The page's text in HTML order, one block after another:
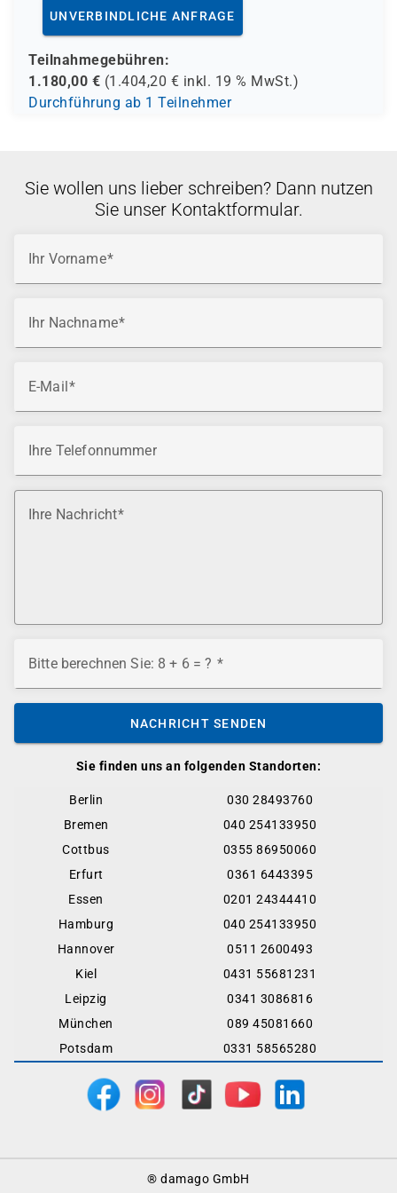
UNVERBINDLICHE ANFRAGE
Teilnahmegebühren:
1.180,00 € (1.404,20 € inkl. 19 % MwSt.)
Durchführung ab 1 Teilnehmer
Sie finden uns an folgenden Standorten:
Berlin
030 28493760
Bremen
040 254133950
Cottbus
0355 86950060
Erfurt
0361 6443395
Essen
0201 24344410
Hamburg
040 254133950
Hannover
0511 2600493
Kiel
0431 55681231
Leipzig
0341 3086816
München
089 45081660
Potsdam
0331 58565280
Sie wollen uns lieber schreiben? Dann nutzen
Sie unser Kontaktformular.
Ihr Vorname
Ihr Nachname
E-Mail
Ihre Telefonnummer
Ihre Nachricht
Bitte berechnen Sie: 8 + 6 = ?
NACHRICHT SENDEN
® damago GmbH